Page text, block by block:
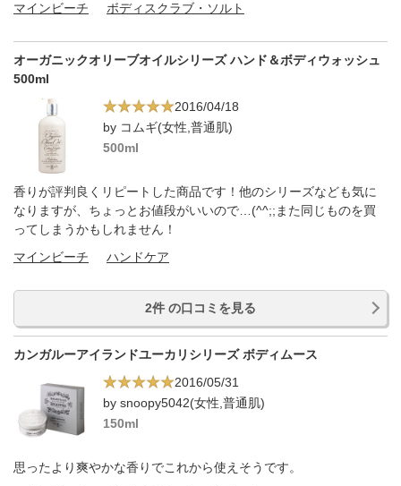
マインビーチ
ボディスクラブ・ソルト
オーガニックオリーブオイルシリーズ ハンド＆ボディウォッシュ
500ml
2016/04/18
by コムギ(女性,普通肌)
500ml
香りが評判良くリピートした商品です！他のシリーズなども気に
なりますが、ちょっとお値段がいいので…(^^;;また同じものを買
ってしまうかもしれません！
マインビーチ
ハンドケア
2件 の口コミを見る
カンガルーアイランドユーカリシリーズ ボディムース
2016/05/31
by snoopy5042(女性,普通肌)
150ml
思ったより爽やかな香りでこれから使えそうです。